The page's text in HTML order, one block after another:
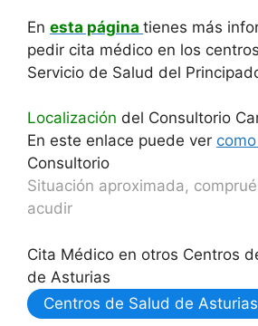
En esta página tienes más
pedir cita médico en los
Servicio de Salud del
Localización del Consultorio
En este enlace puede ver
Consultorio
Situación aproximada,
acudir
Cita Médico en otros Centros
de Asturias
Centros de Salud de Asturias